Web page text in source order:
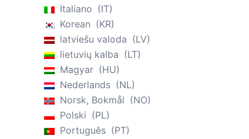
Italiano
IT
Korean
KR
latviešu valoda
LV
lietuvių kalba
LT
Magyar
HU
Nederlands
NL
Norsk, Bokmål
NO
Polski
PL
Português
PT